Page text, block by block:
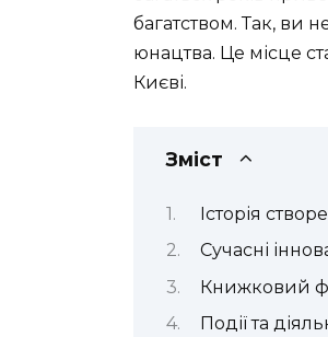
багатством. Так, ви
юнацтва. Це місце
Києві.
Зміст
Історія
Сучасні
Книжковий
Події та